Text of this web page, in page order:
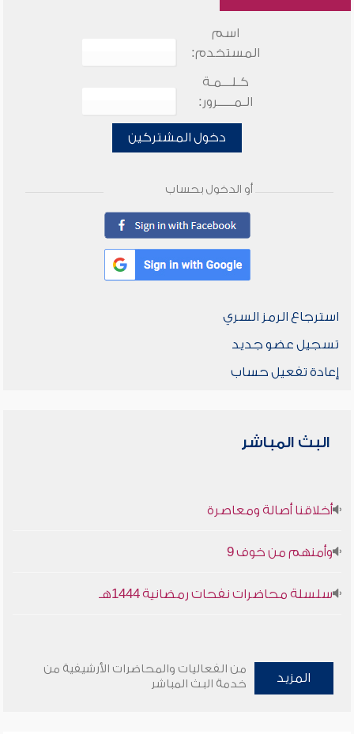
اسم
المستخدم:
كـلـــمـة
الـمـــــرور:
دخول المشتركين
أو الدخول بحساب
استرجاع الرمز السري
تسجيل عضو جديد
إعادة تفعيل حساب
البث المباشر
أخلاقنا أصالة ومعاصرة
وأمنهم من خوف 9
سلسلة محاضرات نفحات رمضانية 1444هـ
المزيد
من الفعاليات والمحاضرات الأرشيفية من
خدمة البث المباشر